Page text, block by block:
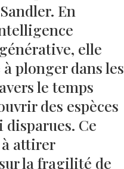
En
elle
plonger dans les
le temps
des espèces
disparues. Ce
attirer
la fragilité de